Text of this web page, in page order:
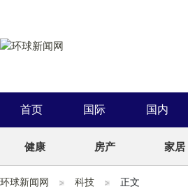
首页 国际 国内
健康 房产 家居
环球新闻网 科技 正文